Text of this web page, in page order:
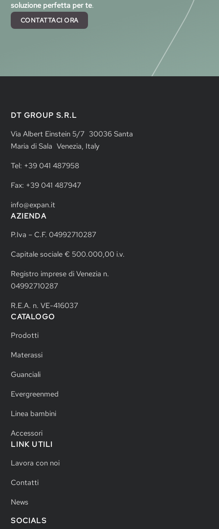
soluzione perfetta per te.
CONTATTACI ORA
DT GROUP S.R.L
Via Albert Einstein 5/7 30036 Santa
Maria di Sala Venezia, Italy
Tel: +39 041 487958
Fax: +39 041 487947
info@expan.it
AZIENDA
P.Iva – C.F. 04992710287
Capitale sociale € 500.000,00 i.v.
Registro imprese di Venezia n.
04992710287
R.E.A. n. VE-416037
CATALOGO
Prodotti
Materassi
Guanciali
Evergreenmed
Linea bambini
Accessori
LINK UTILI
Lavora con noi
Contatti
News
SOCIALS